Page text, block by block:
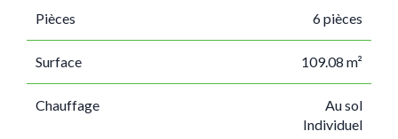
Pièces 6 pièces
Surface 109.08 m²
Chauffage
Au sol
Individuel